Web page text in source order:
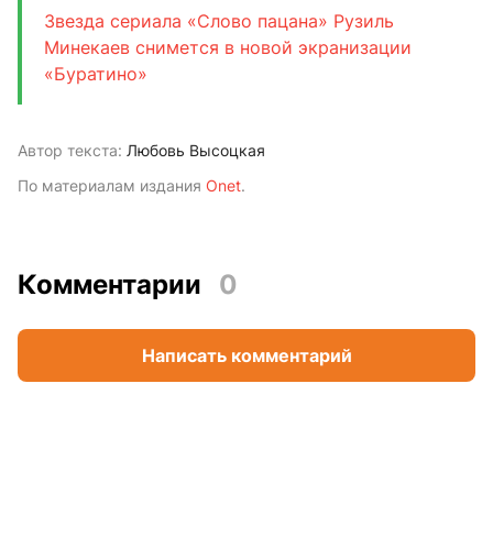
Звезда сериала «Слово пацана» Рузиль
Минекаев снимется в новой экранизации
«Буратино»
Автор текста: Любовь Высоцкая
По материалам издания Onet.
Комментарии 0
Написать комментарий